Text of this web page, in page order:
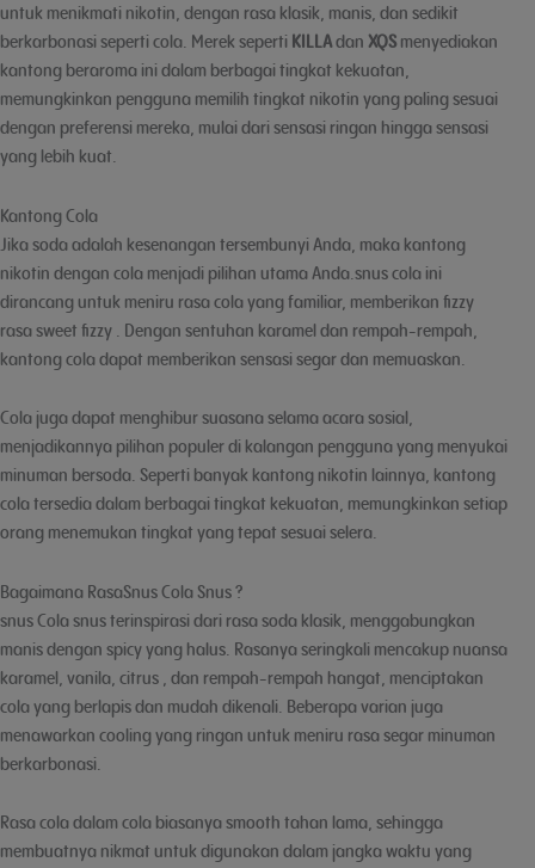
untuk menikmati nikotin, dengan rasa klasik, manis, dan sedikit
berkarbonasi seperti cola. Merek seperti KILLAdan XQS menyediakan
kantong beraroma ini dalam berbagai tingkat kekuatan,
memungkinkan pengguna memilih tingkat nikotin yang paling sesuai
dengan preferensi mereka, mulai dari sensasi ringan hingga sensasi
yang lebih kuat.
Kantong Cola
Jika soda adalah kesenangan tersembunyi Anda, maka kantong
nikotin dengan cola menjadi pilihan utama Anda.snus cola ini
dirancang untuk meniru rasa cola yang familiar, memberikan fizzy
rasa sweet fizzy . Dengan sentuhan karamel dan rempah-rempah,
kantong cola dapat memberikan sensasi segar dan memuaskan.
Cola juga dapat menghibur suasana selama acara sosial,
menjadikannya pilihan populer di kalangan pengguna yang menyukai
minuman bersoda. Seperti banyak kantong nikotin lainnya, kantong
cola tersedia dalam berbagai tingkat kekuatan, memungkinkan setiap
orang menemukan tingkat yang tepat sesuai selera.
Bagaimana RasaSnus Cola Snus ?
snus Cola snus terinspirasi dari rasa soda klasik, menggabungkan
manis dengan spicy yang halus. Rasanya seringkali mencakup nuansa
karamel, vanila, citrus , dan rempah-rempah hangat, menciptakan
cola yang berlapis dan mudah dikenali. Beberapa varian juga
menawarkan cooling yang ringan untuk meniru rasa segar minuman
berkarbonasi.
Rasa cola dalam cola biasanya smooth tahan lama, sehingga
membuatnya nikmat untuk digunakan dalam jangka waktu yang